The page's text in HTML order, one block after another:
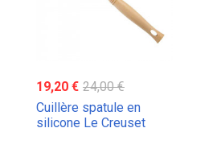
19,20 € 24,00 €
Cuillère spatule en
silicone Le Creuset